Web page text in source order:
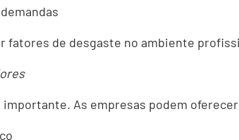
fatores de desgaste no ambiente
As empresas podem